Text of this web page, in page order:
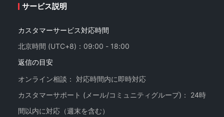
サービス説明
カスタマーサービス対応時間
北京時間 (UTC+8)：09:00 - 18:00
返信の目安
オンライン相談： 対応時間内に即時対応
カスタマーサポート (メール/コミュニティグループ)： 24時
間以内に対応（週末を含む）